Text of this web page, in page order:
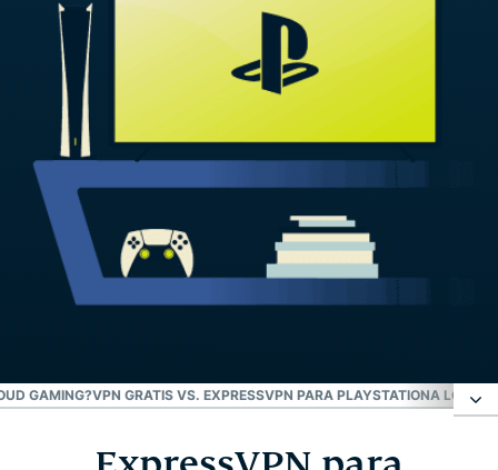
GAMING?VPN GRATIS VS. EXPRESSVPN PARA PLAYSTATIONA LOS
ExpressVPN para PlayStation